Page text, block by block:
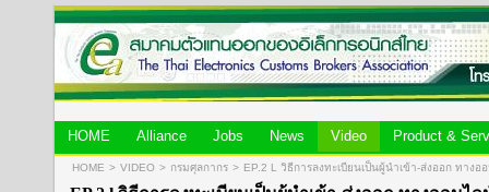
HOME Alliance Jobs News Video Product &
HOME > VIDEO > กรมศุลกากร > EP.2 L วิธีการลงทะเบียนเป็นผู้นำเข้า-ส่งออก ทางอ